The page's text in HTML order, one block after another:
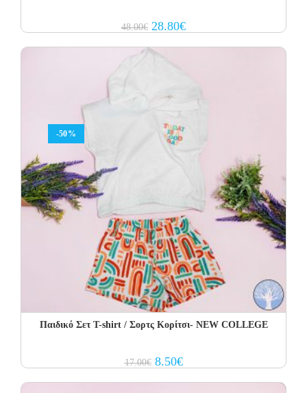
48.00€ Original
price
48.00€.
28.80€Current
price
-50%
Παιδικό Σετ T-shirt / Σορτς Κορίτσι- NEW COLLEGE
17.00€ Original
price
8.50€Current
price